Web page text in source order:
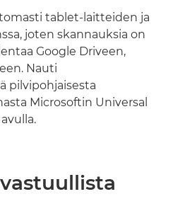
tablet-laitteiden ja
joten skannauksia on
Google Driveen,
Nauti
pilvipohjaisesta
Microsoftin Universal